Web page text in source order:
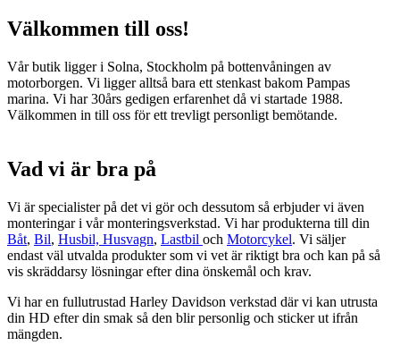
Välkommen till oss!
Vår butik ligger i Solna, Stockholm på bottenvåningen av
motorborgen. Vi ligger alltså bara ett stenkast bakom Pampas
marina. Vi har 30års gedigen erfarenhet då vi startade 1988.
Välkommen in till oss för ett trevligt personligt bemötande.
Vad vi är bra på
Vi är specialister på det vi gör och dessutom så erbjuder vi även
monteringar i vår monteringsverkstad. Vi har produkterna till din
Båt, Bil, Husbil, Husvagn, Lastbil och Motorcykel. Vi säljer
endast väl utvalda produkter som vi vet är riktigt bra och kan på så
vis skräddarsy lösningar efter dina önskemål och krav.
Vi har en fullutrustad Harley Davidson verkstad där vi kan utrusta
din HD efter din smak så den blir personlig och sticker ut ifrån
mängden.